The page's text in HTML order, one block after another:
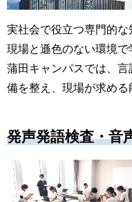
実社会で役立つ専門的
現場と遜色のない環境で
蒲田キャンパスでは、
備を整え、現場が求める
発声発語検査・音